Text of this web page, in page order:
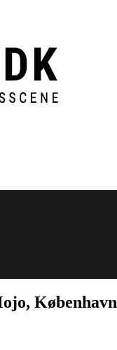
København